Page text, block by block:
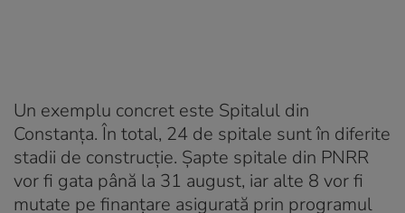
Un exemplu concret este Spitalul din
Constanța. În total, 24 de spitale sunt în diferite
stadii de construcție. Șapte spitale din PNRR
vor fi gata până la 31 august, iar alte 8 vor fi
mutate pe finanțare asigurată prin programul